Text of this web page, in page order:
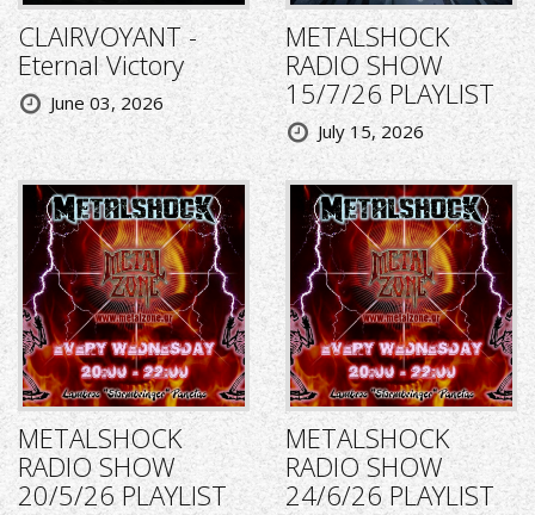
CLAIRVOYANT -
Eternal Victory
June 03, 2026
METALSHOCK
RADIO SHOW
15/7/26 PLAYLIST
July 15, 2026
METALSHOCK
RADIO SHOW
20/5/26 PLAYLIST
METALSHOCK
RADIO SHOW
24/6/26 PLAYLIST